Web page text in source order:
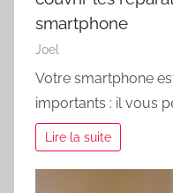
smartphone
Joel
Votre smartphone
importants : il vous
Lire la suite